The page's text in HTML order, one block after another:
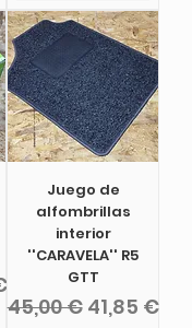
oferta
Juego de
alfombrillas
interior
''CARAVELA'' R5
GTT
Precio
45,00 € Precio de
41,85 €